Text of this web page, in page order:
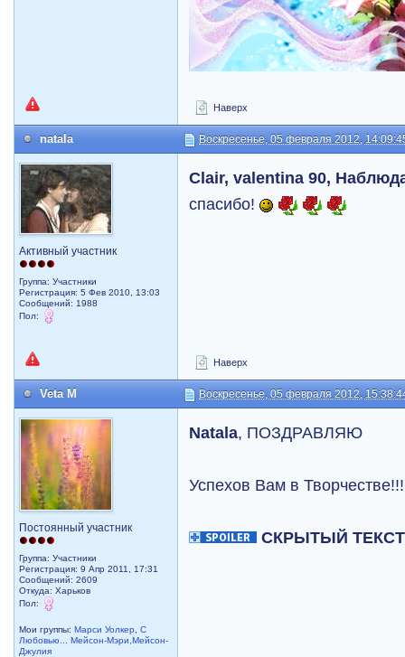
Наверх
natala Воскресенье, 05 февраля 2012,
Активный участник
Группа: Участники
Регистрация: 5 Фев 2010, 13:03
Сообщений: 1988
Пол:
Clair, valentina 90,
спасибо!
Наверх
Veta M Воскресенье, 05 февраля 2012,
Постоянный участник
Группа: Участники
Регистрация: 9 Апр 2011, 17:31
Сообщений: 2609
Откуда: Харьков
Пол:
Мои группы:Марси Уолкер ,С
Любовью... Мейсон-Мэри,Мейсон-
Джулия
Natala, ПОЗДРАВЛЯЮ
Успехов Вам в
СКРЫТЫЙ ТЕКСТ